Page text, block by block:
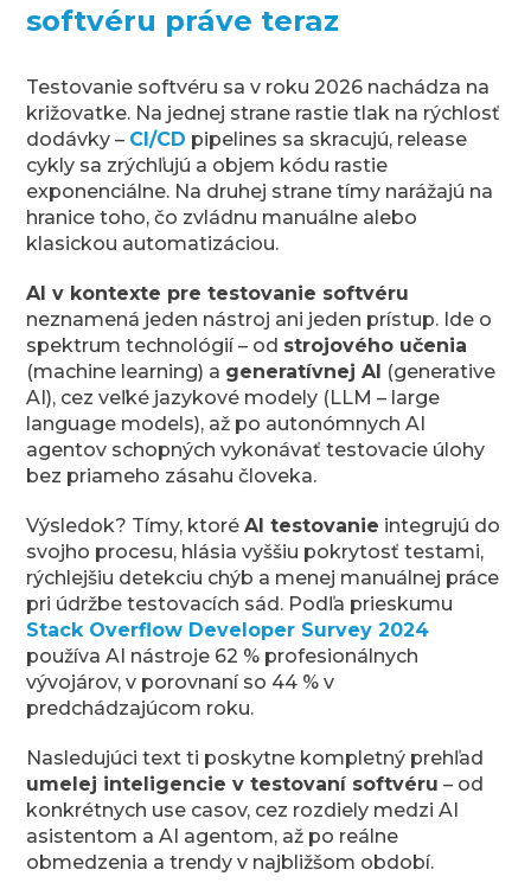
softvéru práve teraz
Testovanie softvéru sa v roku 2026 nachádza na
križovatke. Na jednej strane rastie tlak na rýchlosť
dodávky – CI/CD pipelines sa skracujú, release
cykly sa zrýchľujú a objem kódu rastie
exponenciálne. Na druhej strane tímy narážajú na
hranice toho, čo zvládnu manuálne alebo
klasickou automatizáciou.
AI v kontexte pre testovanie softvéru
neznamená jeden nástroj ani jeden prístup. Ide o
spektrum technológií – od strojového učenia
(machine learning) a generatívnej AI (generative
AI), cez veľké jazykové modely (LLM – large
language models), až po autonómnych AI
agentov schopných vykonávať testovacie úlohy
bez priameho zásahu človeka.
Výsledok? Tímy, ktoréAI testovanie integrujú do
svojho procesu, hlásia vyššiu pokrytosť testami,
rýchlejšiu detekciu chýb a menej manuálnej práce
pri údržbe testovacích sád. Podľa prieskumu
Stack Overflow Developer Survey 2024
používa AI nástroje 62 % profesionálnych
vývojárov, v porovnaní so 44 % v
predchádzajúcom roku.
Nasledujúci text ti poskytne kompletný prehľad
umelej inteligencie v testovaní softvéru – od
konkrétnych use casov, cez rozdiely medzi AI
asistentom a AI agentom, až po reálne
obmedzenia a trendy v najbližšom období.